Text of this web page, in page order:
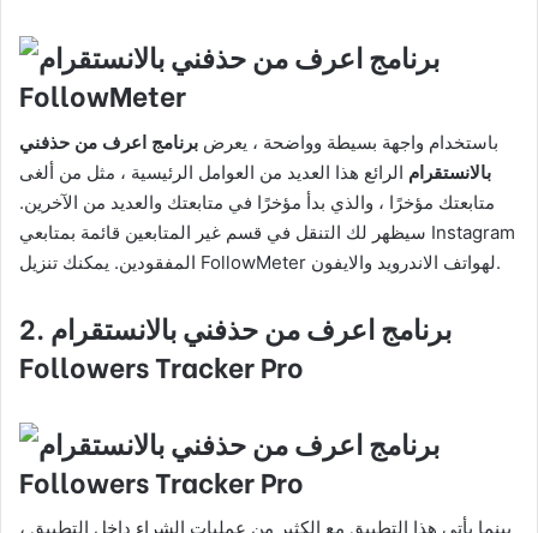
باستخدام واجهة بسيطة وواضحة ، يعرض برنامج اعرف من حذفني
بالانستقرام الرائع هذا العديد من العوامل الرئيسية ، مثل من ألغى
متابعتك مؤخرًا ، والذي بدأ مؤخرًا في متابعتك والعديد من الآخرين.
سيظهر لك التنقل في قسم غير المتابعين قائمة بمتابعي Instagram
المفقودين. يمكنك تنزيل FollowMeter لهواتف الاندرويد والايفون.
2. برنامج اعرف من حذفني بالانستقرام
Followers Tracker Pro
بينما يأتي هذا التطبيق مع الكثير من عمليات الشراء داخل التطبيق ،